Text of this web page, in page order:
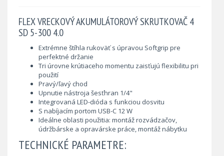
FLEX VRECKOVÝ AKUMULÁTOROVÝ SKRUTKOVAČ 4
SD 5-300 4.0
Extrémne štíhla rukoväť s úpravou Softgrip pre
perfektné držanie
Tri úrovne krútiaceho momentu zaisťujú flexibilitu pri
použití
Pravý/ľavý chod
Upnutie nástroja šesťhran 1/4"
Integrovaná LED-dióda s funkciou dosvitu
S nabíjacím portom USB-C 12 W
Ideálne oblasti použitia: montáž rozvádzačov,
údržbárske a opravárske práce, montáž nábytku
TECHNICKÉ PARAMETRE: